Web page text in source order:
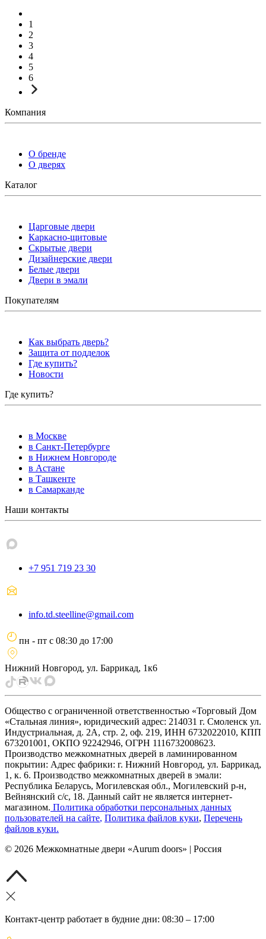
1
2
3
4
5
6
Компания
О бренде
О дверях
Каталог
Царговые двери
Каркасно-щитовые
Скрытые двери
Дизайнерские двери
Белые двери
Двери в эмали
Покупателям
Как выбрать дверь?
Защита от подделок
Где купить?
Новости
Где купить?
в Москве
в Санкт-Петербурге
в Нижнем Новгороде
в Астане
в Ташкенте
в Самарканде
Наши контакты
+7 951 719 23 30
info.td.steelline@gmail.com
пн - пт с 08:30 до 17:00
Нижний Новгород, ул. Баррикад, 1к6
Общество с ограниченной ответственностью «Торговый Дом
«Стальная линия», юридический адрес: 214031 г. Смоленск ул.
Индустриальная, д. 2А, стр. 2, оф. 219, ИНН 6732022010, КПП
673201001, ОКПО 92242946, ОГРН 1116732008623.
Производство межкомнатных дверей в ламинированном
покрытии: Адрес фабрики: г. Нижний Новгород, ул. Баррикад,
1, к. 6. Производство межкомнатных дверей в эмали:
Республика Беларусь, Могилевская обл., Могилевский р-н,
Вейнянский с/с, 18. Данный сайт не является интернет-
магазином. Политика обработки персональных данных
пользователей на сайте, Политика файлов куки, Перечень
файлов куки.
© 2026 Межкомнатные двери «Aurum doors» | Россия
Контакт-центр работает в будние дни: 08:30 – 17:00